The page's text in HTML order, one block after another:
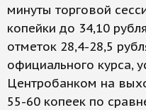
минуты торговой
копейки до 34,10
отметок 28,4-28,5
официального курса,
Центробанком на
55-60 копеек по